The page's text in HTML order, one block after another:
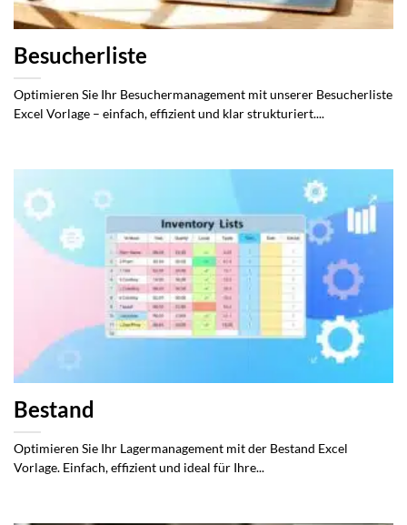
Besucherliste
Optimieren Sie Ihr Besuchermanagement mit unserer Besucherliste
Excel Vorlage – einfach, effizient und klar strukturiert....
Bestand
Optimieren Sie Ihr Lagermanagement mit der Bestand Excel
Vorlage. Einfach, effizient und ideal für Ihre...